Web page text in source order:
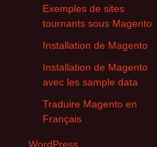
Exemples de sites
tournants sous Magento
Installation de Magento
Installation de Magento
avec les sample data
Traduire Magento en
Français
WordPress